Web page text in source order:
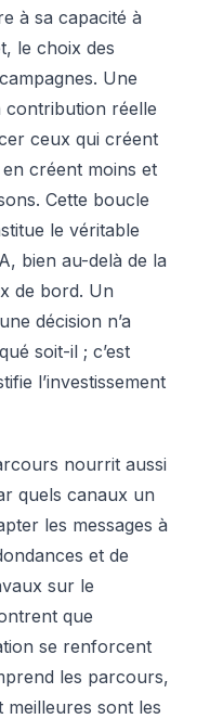
à sa capacité à
le choix des
Une
contribution réelle
ceux qui créent
créent moins et
Cette boucle
le véritable
bien au-delà de la
de bord. Un
décision n’a
soit-il ; c’est
l’investissement
nourrit aussi
quels canaux un
les messages à
et de
sur le
que
se renforcent
les parcours,
meilleures sont les